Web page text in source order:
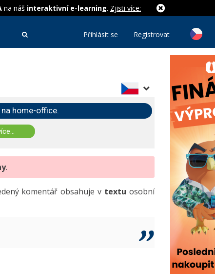
na náš interaktivní e-learning. Zjisti více:
Přihlásit se Registrovat
home-office.
.
komentář obsahuje v textu osobní